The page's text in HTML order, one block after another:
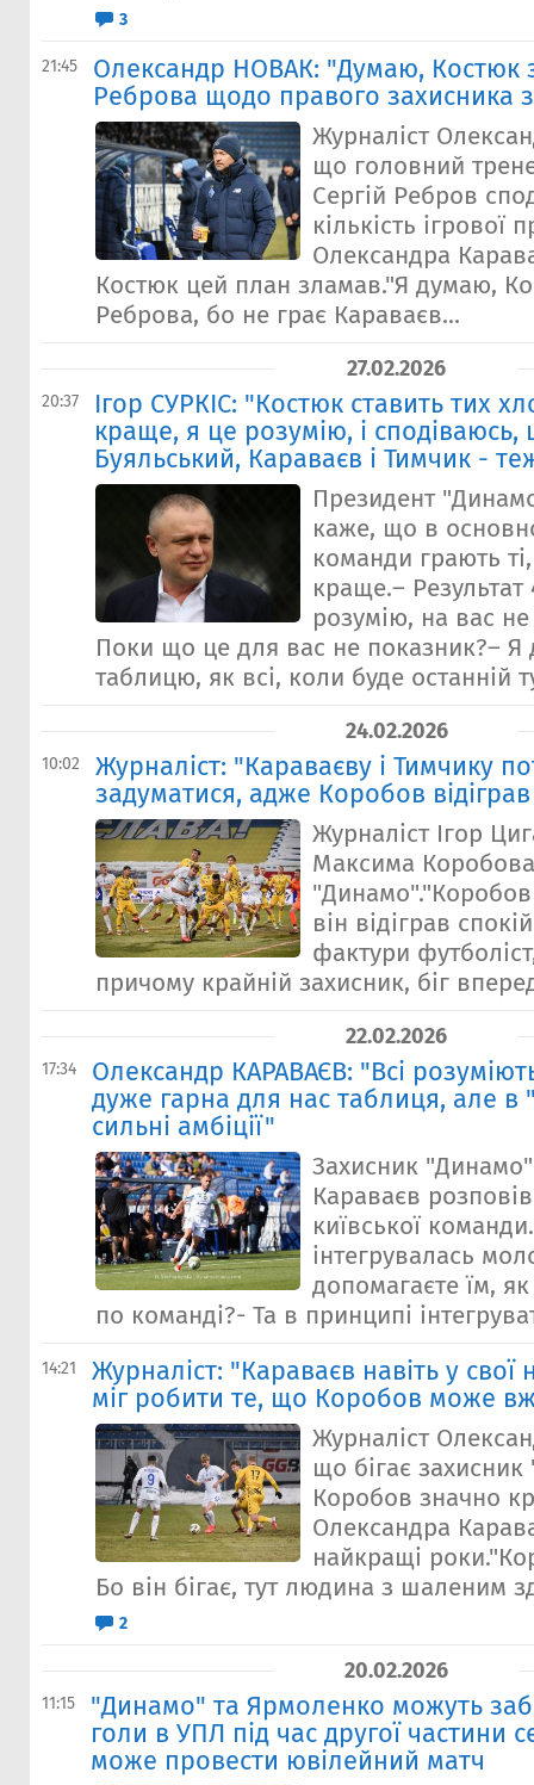
3
21:45
Олександр НОВАК: "Думаю, Костюк
Реброва щодо правого захисника
Журналіст
що головний
Сергій Ребров
кількість ігрової
Олександра
Костюк цей план зламав."Я думаю,
Реброва, бо не грає Караваєв...
27.02.2026
20:37
Ігор СУРКІС: "Костюк ставить тих
краще, я це розумію, і
Буяльський, Караваєв і Тимчик -
Президент
каже, що в
команди грають
краще.–
розумію, на вас
Поки що це для вас не показник?– Я
таблицю, як всі, коли буде останній
24.02.2026
10:02
Журналіст: "Караваєву і Тимчику
задуматися, адже Коробов
Журналіст Ігор
Максима
"Динамо"."Коробов
він відіграв
фактури
причому крайній захисник, біг
22.02.2026
17:34
Олександр КАРАВАЄВ: "Всі
дуже гарна для нас таблиця, але
сильні амбіції"
Захисник
Караваєв
київської
інтегрувалась
допомагаєте їм,
по команді?- Та в принципі
14:21
Журналіст: "Караваєв навіть у
міг робити те, що Коробов може
Журналіст
що бігає
Коробов значно
Олександра
найкращі
Бо він бігає, тут людина з шаленим
2
20.02.2026
11:15
"Динамо" та Ярмоленко можуть
голи в УПЛ під час другої частини
може провести ювілейний матч